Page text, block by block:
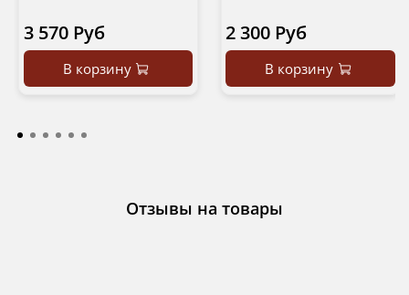
3 570 Руб
В корзину
2 300 Руб
В корзину
Отзывы на товары